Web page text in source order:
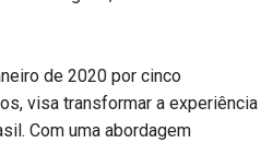
de 2020 por cinco
visa transformar a experiência
Com uma abordagem